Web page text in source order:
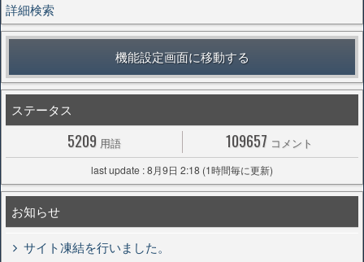
詳細検索
機能設定画面に移動する
ステータス
5209 用語 109657 コメント
last update : 8月9日 2:18 (1時間毎に更新)
お知らせ
サイト凍結を行いました。